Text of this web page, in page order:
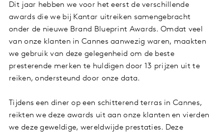
Dit jaar hebben we voor het eerst de verschillende
awards die we bij Kantar uitreiken samengebracht
onder de nieuwe Brand Blueprint Awards. Omdat veel
van onze klanten in Cannes aanwezig waren, maakten
we gebruik van deze gelegenheid om de beste
presterende merken te huldigen door 13 prijzen uit te
reiken, ondersteund door onze data.
Tijdens een diner op een schitterend terras in Cannes,
reikten we deze awards uit aan onze klanten en vierden
we deze geweldige, wereldwijde prestaties. Deze